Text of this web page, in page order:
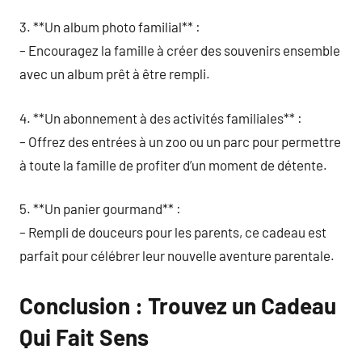
3. **Un album photo familial** :
– Encouragez la famille à créer des souvenirs ensemble
avec un album prêt à être rempli.
4. **Un abonnement à des activités familiales** :
– Offrez des entrées à un zoo ou un parc pour permettre
à toute la famille de profiter d’un moment de détente.
5. **Un panier gourmand** :
– Rempli de douceurs pour les parents, ce cadeau est
parfait pour célébrer leur nouvelle aventure parentale.
Conclusion : Trouvez un Cadeau
Qui Fait Sens